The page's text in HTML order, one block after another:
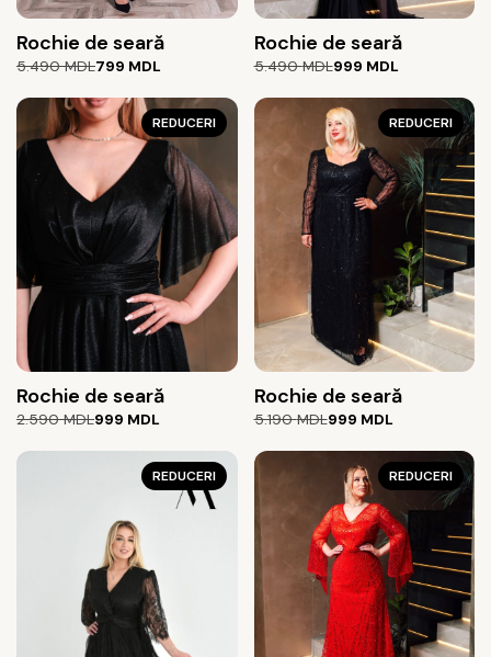
Rochie de seară
5.490MDL
Prețul
a
fost:
5.490 MDL.
799 MDL
Prețul
este:
799 MDL.
Rochie de seară
5.490MDL
Prețul
a
5.490 MDL.
999 MDL
Prețul
este:
REDUCERI
Rochie de seară
2.590MDL
Prețul
a
999 MDL
Prețul
este:
REDUCERI
Rochie de seară
5.190MDL
Prețul
a
fost:
999 MDL
Prețul
este:
999 MDL.
REDUCERI REDUCERI